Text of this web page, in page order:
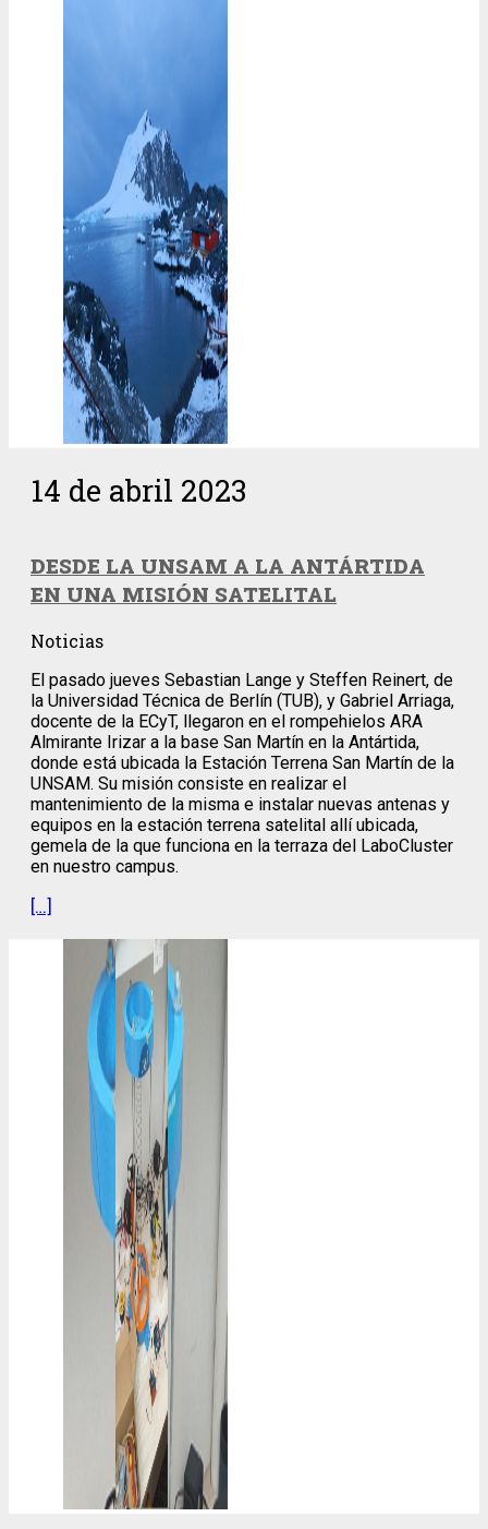
14 de abril 2023
DESDE LA UNSAM A LA ANTÁRTIDA
EN UNA MISIÓN SATELITAL
Noticias
El pasado jueves Sebastian Lange y Steffen Reinert, de
la Universidad Técnica de Berlín (TUB), y Gabriel Arriaga,
docente de la ECyT, llegaron en el rompehielos ARA
Almirante Irizar a la base San Martín en la Antártida,
donde está ubicada la Estación Terrena San Martín de la
UNSAM. Su misión consiste en realizar el
mantenimiento de la misma e instalar nuevas antenas y
equipos en la estación terrena satelital allí ubicada,
gemela de la que funciona en la terraza del LaboCluster
en nuestro campus.
[…]